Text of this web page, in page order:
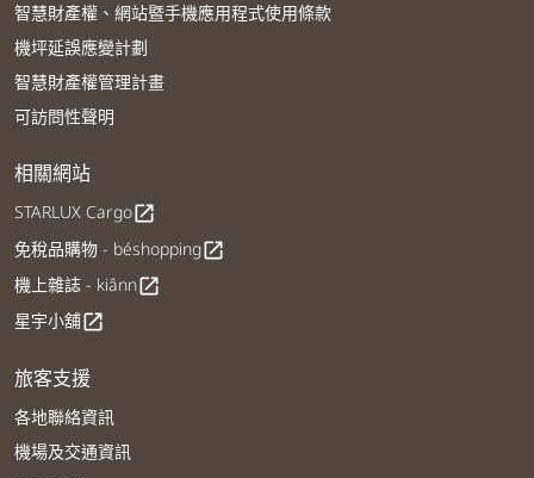
智慧財產權、網站暨手機應用程式使用條款
機坪延誤應變計劃
智慧財產權管理計畫
可訪問性聲明
相關網站
STARLUX Cargoopen_in_new
免稅品購物 - béshoppingopen_in_new
機上雜誌 - kiânnopen_in_new
星宇小舖open_in_new
旅客支援
各地聯絡資訊
機場及交通資訊